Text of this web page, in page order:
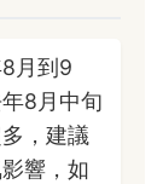
月到9
8月中旬
，建議
響，如